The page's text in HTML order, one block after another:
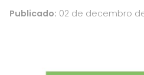
Publicado: 02 de decembro de